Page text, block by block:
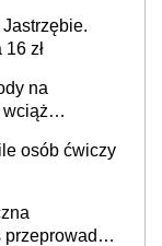
zł
na
wciąż
osób ćwiczy